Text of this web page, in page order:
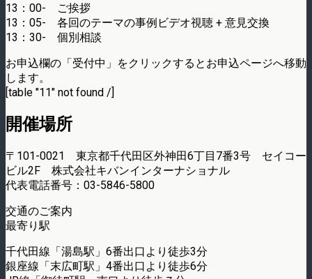
13：00- ご挨拶
13：05- 各回のテーマの事例ビデオ視聴 + 意見交換
13：30- 個別相談
お申込欄の「受付中」をクリックするとお申込ページへ移動
します。
[table "11" not found /]
開催場所
〒101-0021 東京都千代田区外神田6丁目7番3号 セイコー
ビル2F 株式会社キバンインターナショナル
代表電話番号：03-5846-5800
交通のご案内
最寄り駅
千代田線「湯島駅」6番出口より徒歩3分
銀座線「末広町駅」4番出口より徒歩6分